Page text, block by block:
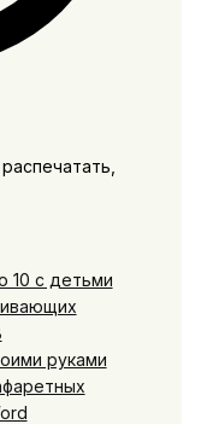
10 с детьми
руками